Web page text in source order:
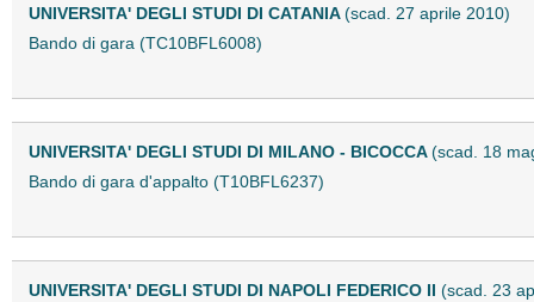
UNIVERSITA' DEGLI STUDI DI CATANIA(scad. 27 aprile 2010)
Bando di gara (TC10BFL6008)
UNIVERSITA' DEGLI STUDI DI MILANO - BICOCCA(scad. 18
Bando di gara d'appalto (T10BFL6237)
UNIVERSITA' DEGLI STUDI DI NAPOLI FEDERICO II (scad. 23